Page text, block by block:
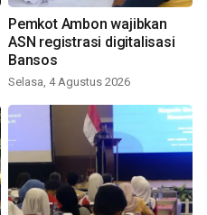
Pemkot Ambon wajibkan
ASN registrasi digitalisasi
Bansos
Selasa, 4 Agustus 2026